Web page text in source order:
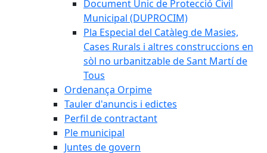
Document Únic de Protecció Civil
Municipal (DUPROCIM)
Pla Especial del Catàleg de Masies,
Cases Rurals i altres construccions en
sòl no urbanitzable de Sant Martí de
Tous
Ordenança Orpime
Tauler d'anuncis i edictes
Perfil de contractant
Ple municipal
Juntes de govern